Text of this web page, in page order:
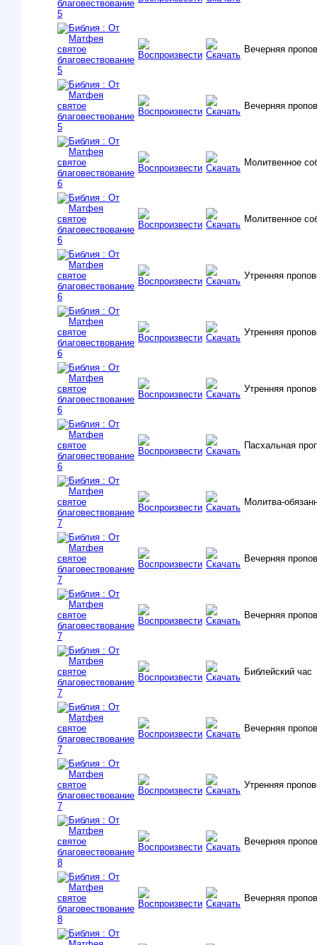
Вечерняя
Вечерняя
Молитвенное
Молитвенное
Утренняя
Утренняя
Утренняя
Пасхальная
Молитва-
Вечерняя
Вечерняя
Библейский час
Вечерняя
Утренняя
Вечерняя
Вечерняя